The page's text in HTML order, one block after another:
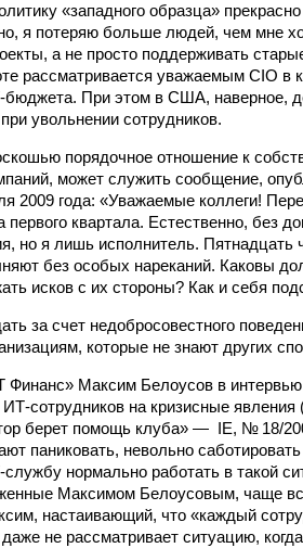
«западного образца»
я потеряю больше людей, чем мне
а не просто поддерживать
рассматривается уважаемым CIO в
бюджета. При этом в США, наверное,
увольнении сотрудников.
порядочное отношение к
может служить сообщение,
2009 года: «Уважаемые коллеги!
первого квартала. Естественно, без
но я лишь исполнитель. Пятнадцать
без особых нареканий. Каковы
исков с их стороны? Как и себя
за счет недобросовестного
которые не знают других
Максим Белоусов в интервью
на кризисные
берет помощь клуба» — IE, № 18/
паниковать, невольно
нормально работать в такой
Максимом Белоусовым, чаще
настаивающий, что «каждый
не рассматривает ситуацию,